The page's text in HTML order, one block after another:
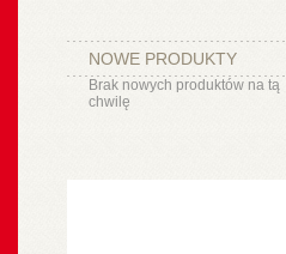
NOWE PRODUKTY
Brak nowych produktów na tą
chwilę